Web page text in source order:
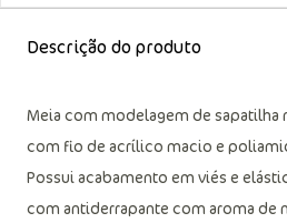
Meia com modelagem de sapatilha
com fio de acrílico macio e